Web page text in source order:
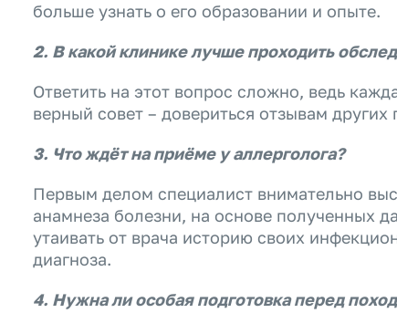
больше узнать о его образовании и опыте.
2. В какой клинике лучше проходить
Ответить на этот вопрос сложно, ведь
верный совет – довериться отзывам
3. Что ждёт на приёме у аллерголога?
Первым делом специалист внимательно
анамнеза болезни, на основе полученных
утаивать от врача историю своих
диагноза.
4. Нужна ли особая подготовка перед